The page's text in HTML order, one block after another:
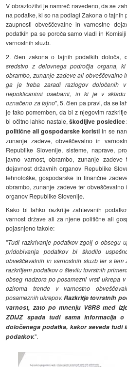
V obrazložitvi je namreč navedeno, da se
na podatke, ki so na podlagi Zakona o tajnih
zaupnosti obveščevalne in varnostne
podatkih pa se poroča samo vladi in
varnostnih služb.
2. člen zakona o tajnih podatkih določa,
sredstvo z delovnega področja organa,
obrambo, zunanje zadeve ali obveščevalno
ga je treba zaradi razlogov določenih
nepoklicanimi osebami, in ki je v
označeno za tajno", 5. člen pa pravi, da se
je tako pomemben, da bi z njegovim
bi očitno lahko nastale,škodljive posledice
politične ali gospodarske koristi in se
zunanje zadeve, obveščevalno in
Republike Slovenije, sisteme, naprave,
javno varnost, obrambo, zunanje zadeve
dejavnost državnih organov Republike
tehnološke, gospodarske in finančne
obrambo, zunanje zadeve ter
organov Republike Slovenije.
Kako bi lahko razkritje zahtevanih
varnost države ali za njene politične ali
pojasnjeno takole:
"Tudi razkrivanje podatkov zgolj o obsegu
pridobivanja podatkov bi škodilo
obveščevalnih in varnostnih služb ter s tem
razkritjem podatkov o številu tovrstnih
obseg nadzora po posamezni vrsti ukrepa
oziroma trende v varnostno
posameznih ukrepov.Razkritje tovrstnih
varnost, zato po mnenju VSRS med
ZDIJZ spada tudi sama informacija
določenega podatka, kakor seveda tudi
podatkov.".